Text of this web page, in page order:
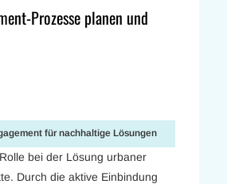
Prozesse planen und
für nachhaltige Lösungen
bei der Lösung urbaner
Durch die aktive Einbindung